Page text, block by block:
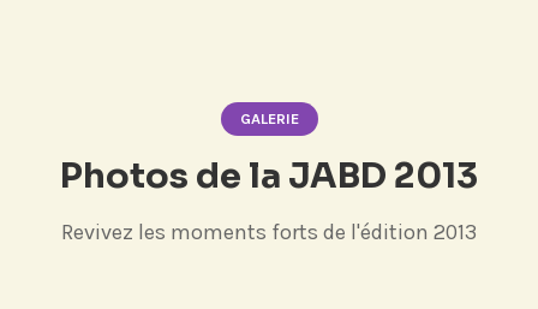
GALERIE
Photos de la JABD 2013
Revivez les moments forts de l'édition 2013